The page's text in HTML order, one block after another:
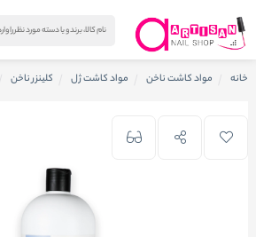
خانه مواد کاشت ناخن مواد کاشت ژل کلینزر ناخن